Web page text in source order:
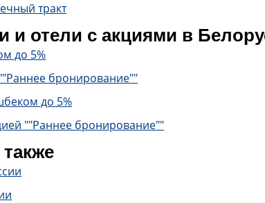
тракт
и отели с акциями в
до 5%
бронирование""
до 5%
""Раннее бронирование""